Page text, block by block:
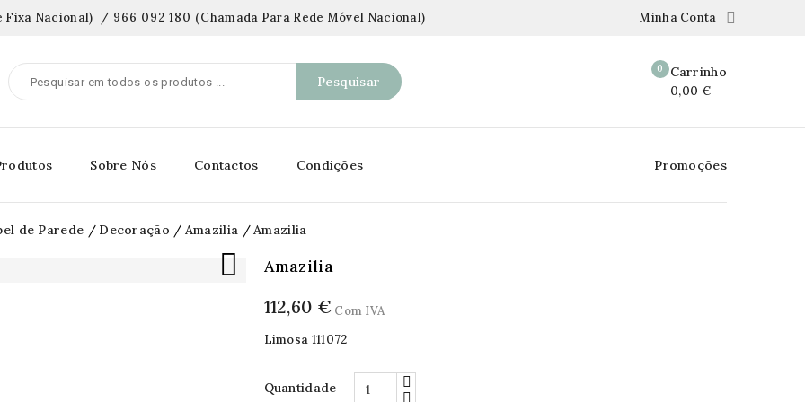
Fixa Nacional) / 966 092 180 (Chamada Para Rede Móvel Nacional) Minha Conta 
0 Carrinho
0,00 €
Pesquisar
Sobre Nós Contactos Condições Promoções
de Parede Decoração Amazilia Amazilia
 Amazilia
112,60 € Com IVA
Limosa 111072
Quantidade